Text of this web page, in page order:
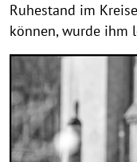
Ruhestand im
können, wurde ihm